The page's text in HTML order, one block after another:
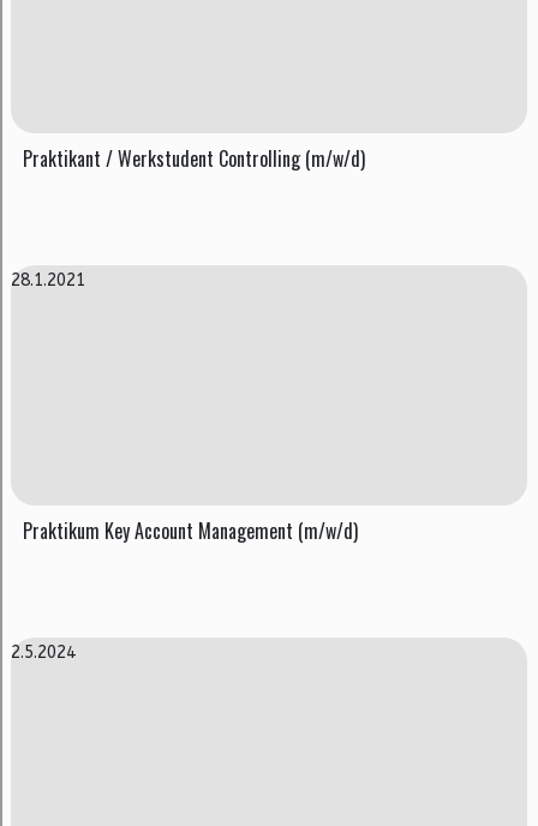
Praktikant / Werkstudent Controlling (m/w/d)
28.1.2021
Praktikum Key Account Management (m/w/d)
2.5.2024